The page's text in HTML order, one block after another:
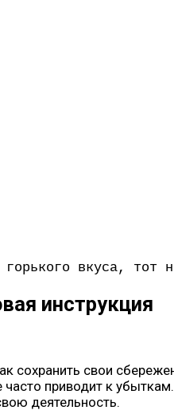
вкуса, тот
инструкция
свои
приводит к
деятельность.